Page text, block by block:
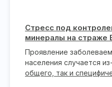
Стресс под
минералы на страже
Проявление
населения случается
общего, так и